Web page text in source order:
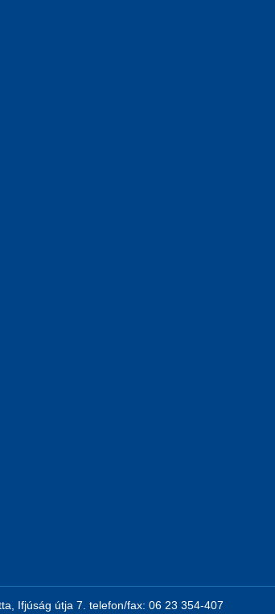
Ifjúság útja 7. telefon/fax: 06 23 354-407